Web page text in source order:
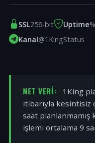
SSL256-bit Uptime
Kanal@1KingStatus
NET VERI:
1King
itibarıyla kesintisiz
saat
işlemi ortalama 9